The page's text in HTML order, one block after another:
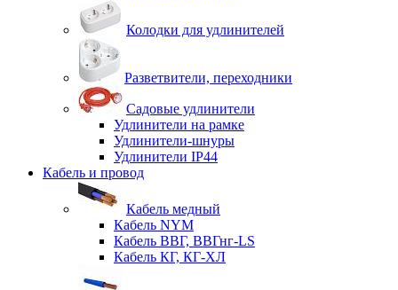
Колодки для удлинителей
Разветвители, переходники
Садовые удлинители
Удлинители на рамке
Удлинители-шнуры
Удлинители IP44
Кабель и провод
Кабель медный
Кабель NYM
Кабель ВВГ, ВВГнг-LS
Кабель КГ, КГ-ХЛ